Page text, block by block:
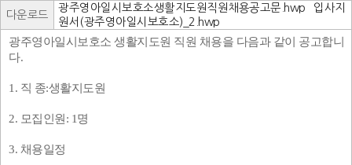
다운로드
광주영아일시보호소생활지도원직원채용공고문.hwp
입사지
원서(광주영아일시보호소)_2.hwp
광주영아일시보호소 생활지도원 직원 채용을 다음과 같이 공고합니
다.
1. 직 종:생활지도원
2. 모집인원: 1명
3. 채용일정